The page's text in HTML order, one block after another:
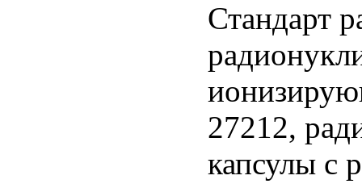
Стандарт
27212,
капсулы с